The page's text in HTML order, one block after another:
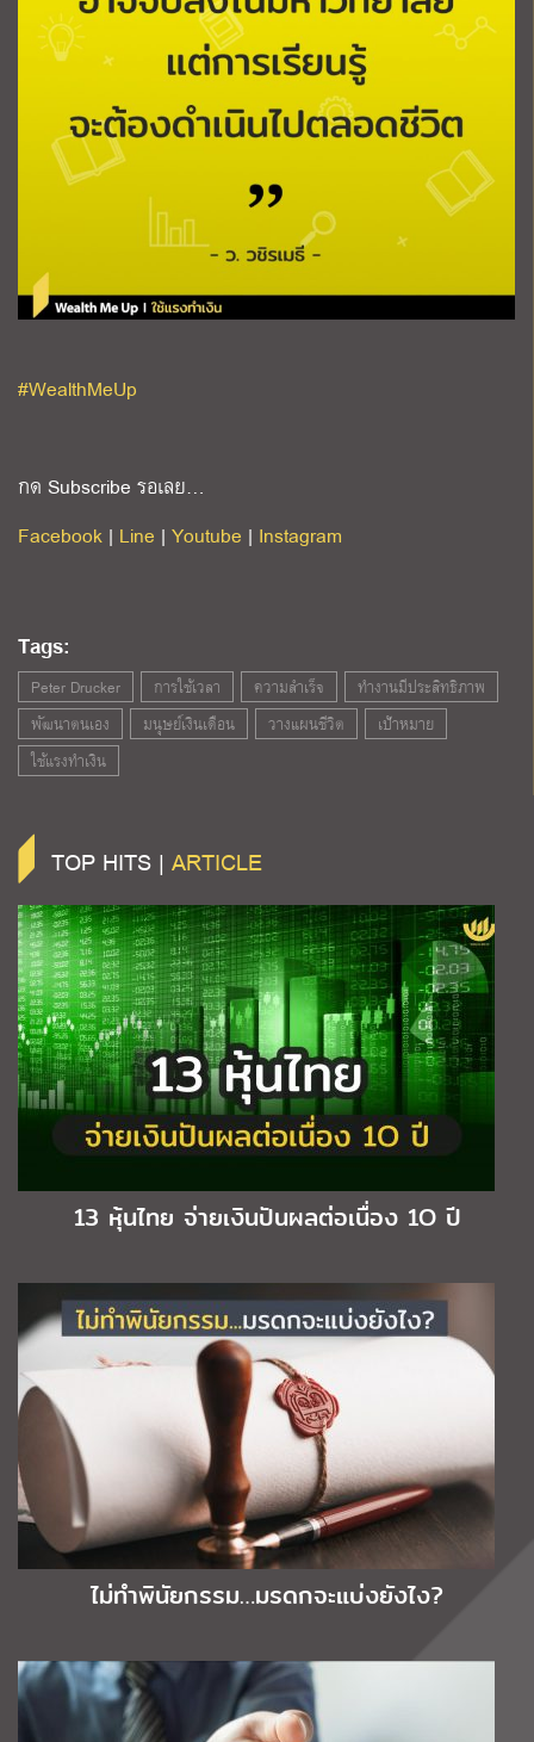
#WealthMeUp
กด Subscribe รอเลย…
Facebook | Line | Youtube | Instagram
Tags:
Peter Drucker การใช้เวลา ความสำเร็จ
ทำงานมีประสิทธิภาพ
พัฒนาตนเอง
มนุษย์เงินเดือน วางแผนชีวิต
เป้าหมาย
ใช้แรงทำเงิน
TOP HITS | ARTICLE
13 หุ้นไทย จ่ายเงินปันผลต่อเนื่อง 1O ปี
ไม่ทำพินัยกรรม…มรดกจะแบ่งยังไง?